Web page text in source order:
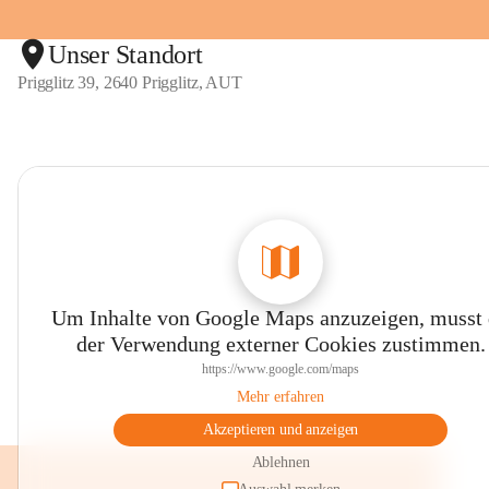
Unser Standort
Prigglitz 39, 2640 Prigglitz, AUT
Um Inhalte von Google Maps anzuzeigen, musst
der Verwendung externer Cookies zustimmen.
https://www.google.com/maps
Mehr erfahren
Akzeptieren und anzeigen
Ablehnen